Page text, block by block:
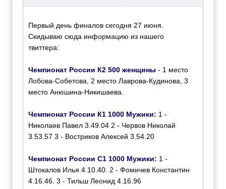
Первый день финалов сегодня 27 июня.
Скидываю сюда информацию из нашего
твиттера:
Чемпионат России К2 500 женщины - 1 место
Лобова-Собетова, 2 место Лаврова-Кудинова, 3
место Анюшина-Никишаева.
Чемпионат России К1 1000 Мужики: 1 -
Николаев Павел 3.49.04 2 - Червов Николай
3.53.57 3 - Востриков Алексей 3.54.20
Чемпионат России С1 1000 Мужики: 1 -
Штокалов Илья 4.10.40. 2 - Фомичев Константин
4.16.46. 3 - Тильш Леонид 4.16.96